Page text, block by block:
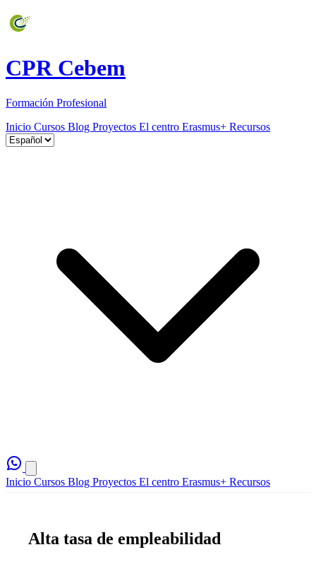
CPR Cebem
Formación Profesional
Inicio Cursos Blog Proyectos El centro Erasmus+ Recursos
Inicio Cursos Blog Proyectos El centro Erasmus+ Recursos
Alta tasa de empleabilidad